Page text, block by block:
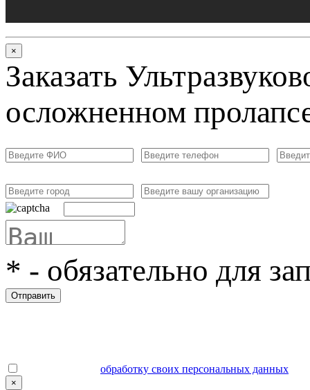
×
Заказать
осложненном
* - обязательно для
Отправить
обработку своих персональных данных
×